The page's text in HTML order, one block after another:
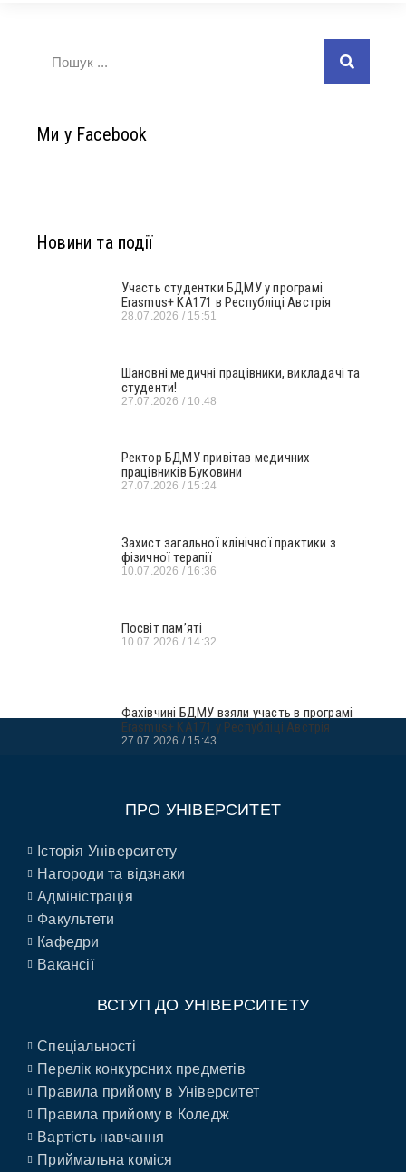
Ми у Facebook
Новини та події
Участь студентки БДМУ у програмі
Erasmus+ KA171 в Республіці Австрія
28.07.2026 15:51
Шановні медичні працівники, викладачі та
студенти!
27.07.2026 10:48
Ректор БДМУ привітав медичних
працівників Буковини
27.07.2026 15:24
Захист загальної клінічної практики з
фізичної терапії
10.07.2026 16:36
Посвіт пам’яті
10.07.2026 14:32
Фахівчині БДМУ взяли участь в програмі
Erasmus+ KA171 у Республіці Австрія
27.07.2026 15:43
ПРО УНІВЕРСИТЕТ
Історія Університету
Нагороди та відзнаки
Адміністрація
Факультети
Кафедри
Вакансії
ВСТУП ДО УНІВЕРСИТЕТУ
Спеціальності
Перелік конкурсних предметів
Правила прийому в Університет
Правила прийому в Коледж
Вартість навчання
Приймальна коміся